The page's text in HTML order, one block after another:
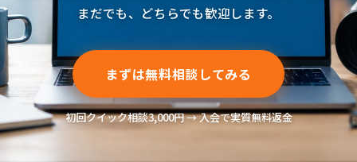
まだでも、どちらでも歓迎します。
まずは無料相談してみる
初回クイック相談3,000円 → 入会で実質無料返金